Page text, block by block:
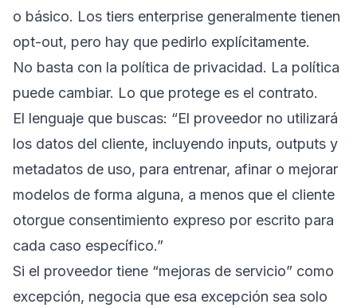
o básico. Los tiers enterprise generalmente tienen
opt-out, pero hay que pedirlo explícitamente.
No basta con la política de privacidad. La política
puede cambiar. Lo que protege es el contrato.
El lenguaje que buscas: “El proveedor no utilizará
los datos del cliente, incluyendo inputs, outputs y
metadatos de uso, para entrenar, afinar o mejorar
modelos de forma alguna, a menos que el cliente
otorgue consentimiento expreso por escrito para
cada caso específico.”
Si el proveedor tiene “mejoras de servicio” como
excepción, negocia que esa excepción sea solo